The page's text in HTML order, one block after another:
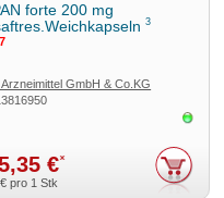
forte 200 mg
3
Arzneimittel GmbH & Co.KG
€*
pro 1 Stk